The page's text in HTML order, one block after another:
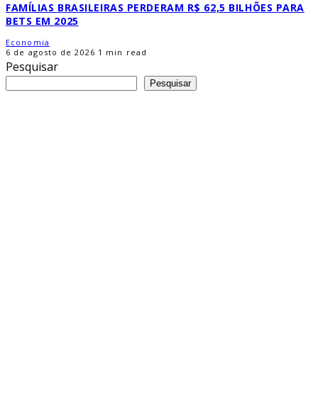
FAMÍLIAS BRASILEIRAS PERDERAM R$ 62,5 BILHÕES PARA
BETS EM 2025
Economia
6 de agosto de 2026 1 min read
Pesquisar
Pesquisar